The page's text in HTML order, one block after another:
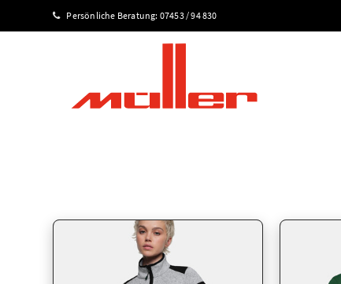
Persönliche Beratung: 07453 / 94 830